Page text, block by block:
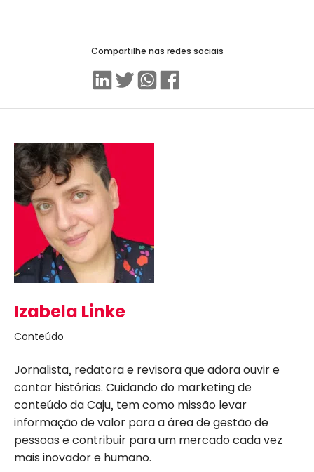
Compartilhe nas redes sociais
LinkedinTwitterWhatsApp
Facebook
Izabela Linke
Conteúdo
Jornalista, redatora e revisora que adora ouvir e
contar histórias. Cuidando do marketing de
conteúdo da Caju, tem como missão levar
informação de valor para a área de gestão de
pessoas e contribuir para um mercado cada vez
mais inovador e humano.